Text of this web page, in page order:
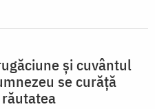
și cuvântul
se curăță